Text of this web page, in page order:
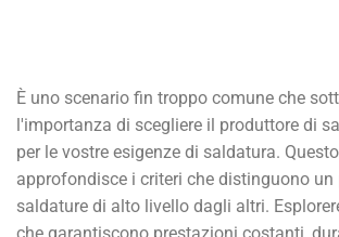
È uno scenario fin troppo comune che
l'importanza di scegliere il produttore di
per le vostre esigenze di saldatura.
approfondisce i criteri che distinguono un
saldature di alto livello dagli altri.